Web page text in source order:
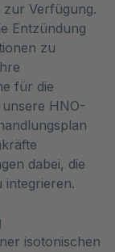
zur Verfügung.
Entzündung
zu
für die
HNO-
dabei, die
integrieren.
isotonischen